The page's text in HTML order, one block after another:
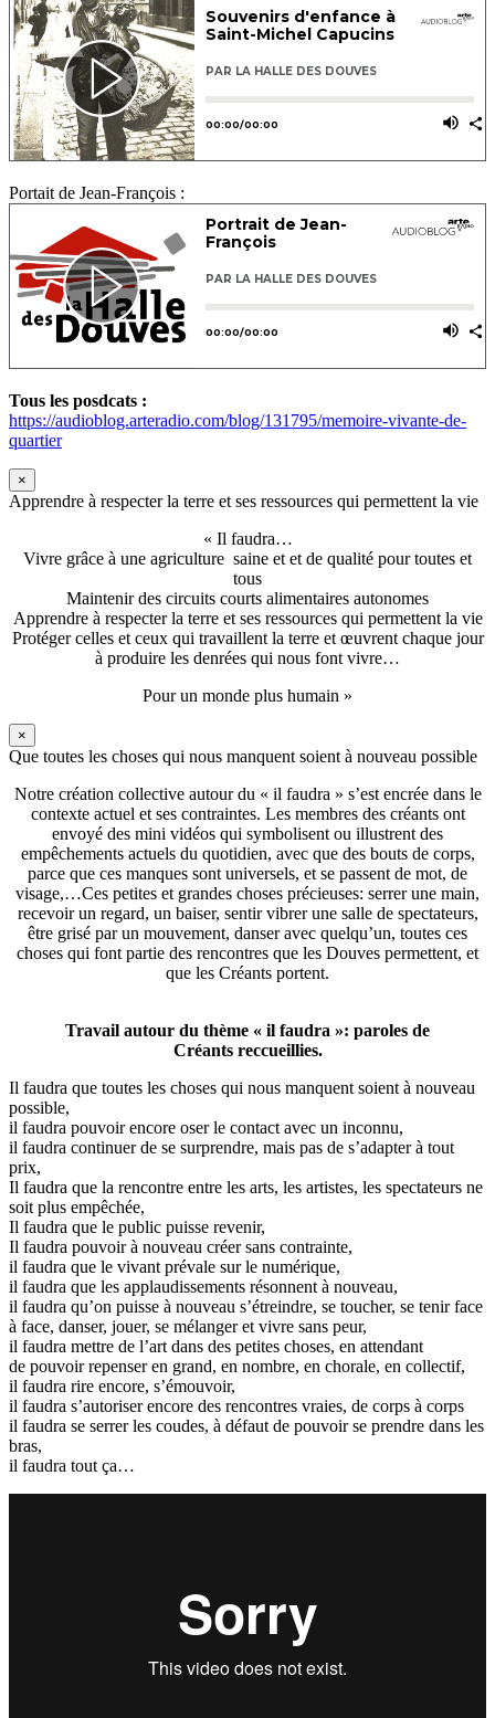
Portait de Jean-François :
Tous les posdcats :
https://audioblog.arteradio.com/blog/131795/memoire-vivante-de-
quartier
×
Apprendre à respecter la terre et ses ressources qui permettent la vie
« Il faudra…
Vivre grâce à une agriculture saine et et de qualité pour toutes et
tous
Maintenir des circuits courts alimentaires autonomes
Apprendre à respecter la terre et ses ressources qui permettent la vie
Protéger celles et ceux qui travaillent la terre et œuvrent chaque jour
à produire les denrées qui nous font vivre…
Pour un monde plus humain »
×
Que toutes les choses qui nous manquent soient à nouveau possible
Notre création collective autour du « il faudra » s’est encrée dans le
contexte actuel et ses contraintes. Les membres des créants ont
envoyé des mini vidéos qui symbolisent ou illustrent des
empêchements actuels du quotidien, avec que des bouts de corps,
parce que ces manques sont universels, et se passent de mot, de
visage,…Ces petites et grandes choses précieuses: serrer une main,
recevoir un regard, un baiser, sentir vibrer une salle de spectateurs,
être grisé par un mouvement, danser avec quelqu’un, toutes ces
choses qui font partie des rencontres que les Douves permettent, et
que les Créants portent.
Travail autour du thème « il faudra »: paroles de
Créants reccueillies.
Il faudra que toutes les choses qui nous manquent soient à nouveau
possible,
il faudra pouvoir encore oser le contact avec un inconnu,
il faudra continuer de se surprendre, mais pas de s’adapter à tout
prix,
Il faudra que la rencontre entre les arts, les artistes, les spectateurs ne
soit plus empêchée,
Il faudra que le public puisse revenir,
Il faudra pouvoir à nouveau créer sans contrainte,
il faudra que le vivant prévale sur le numérique,
il faudra que les applaudissements résonnent à nouveau,
il faudra qu’on puisse à nouveau s’étreindre, se toucher, se tenir face
à face, danser, jouer, se mélanger et vivre sans peur,
il faudra mettre de l’art dans des petites choses, en attendant
de pouvoir repenser en grand, en nombre, en chorale, en collectif,
il faudra rire encore, s’émouvoir,
il faudra s’autoriser encore des rencontres vraies, de corps à corps
il faudra se serrer les coudes, à défaut de pouvoir se prendre dans les
bras,
il faudra tout ça…